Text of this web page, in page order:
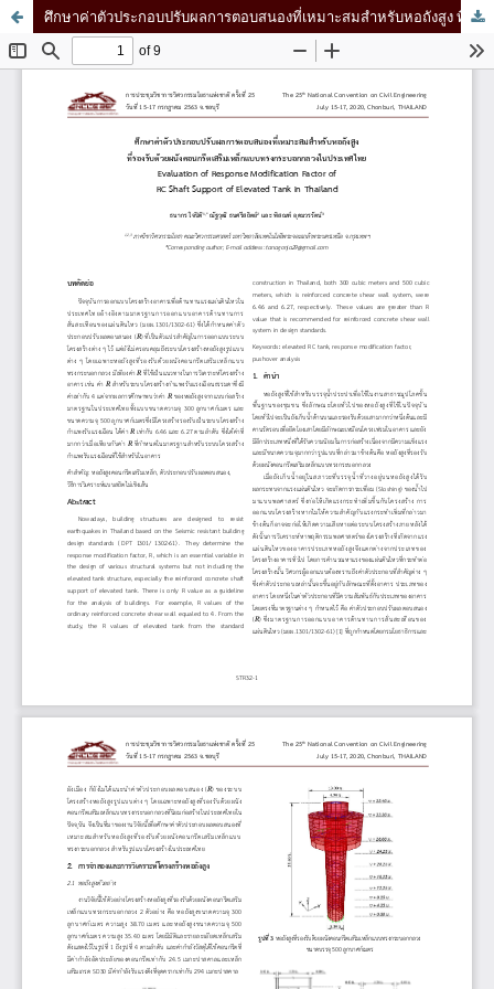
ศึกษาค่าตัวประกอบปรับผลการตอบสนองที่เหมาะสมสำหรับหอถังสูง ที่รองรับด้วยผนังคอนกรีตเสริมเหล็กแบบทรงกระบอกกลวงในประเทศไทย